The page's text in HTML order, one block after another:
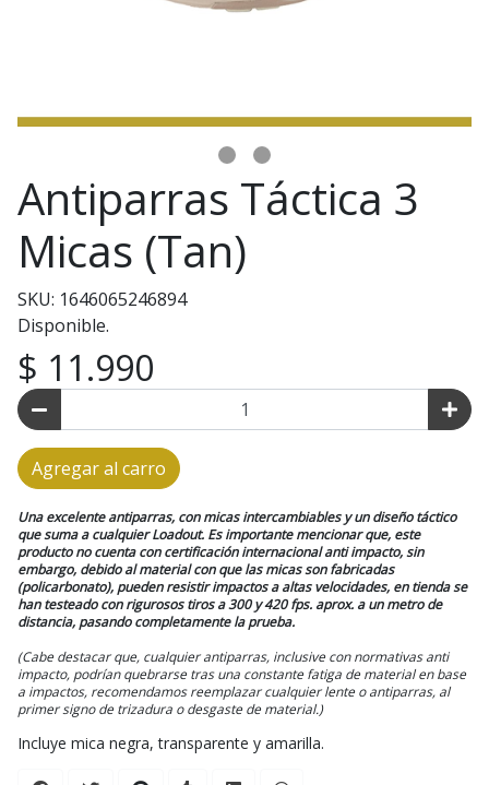
Antiparras Táctica 3
Micas (Tan)
SKU: 1646065246894
Disponible.
$ 11.990
Agregar al carro
Una excelente antiparras, con micas intercambiables y un diseño táctico
que suma a cualquier Loadout. Es importante mencionar que, este
producto no cuenta con certificación internacional anti impacto, sin
embargo, debido al material con que las micas son fabricadas
(policarbonato), pueden resistir impactos a altas velocidades, en tienda se
han testeado con rigurosos tiros a 300 y 420 fps. aprox. a un metro de
distancia, pasando completamente la prueba.
(Cabe destacar que, cualquier antiparras, inclusive con normativas anti
impacto, podrían quebrarse tras una constante fatiga de material en base
a impactos, recomendamos reemplazar cualquier lente o antiparras, al
primer signo de trizadura o desgaste de material.)
Incluye mica negra, transparente y amarilla.